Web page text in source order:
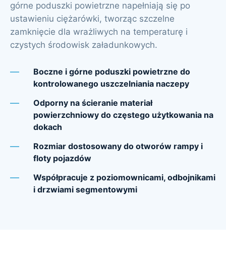
górne poduszki powietrzne napełniają się po
ustawieniu ciężarówki, tworząc szczelne
zamknięcie dla wrażliwych na temperaturę i
czystych środowisk załadunkowych.
Boczne i górne poduszki powietrzne do
kontrolowanego uszczelniania naczepy
Odporny na ścieranie materiał
powierzchniowy do częstego użytkowania na
dokach
Rozmiar dostosowany do otworów rampy i
floty pojazdów
Współpracuje z poziomownicami, odbojnikami
i drzwiami segmentowymi